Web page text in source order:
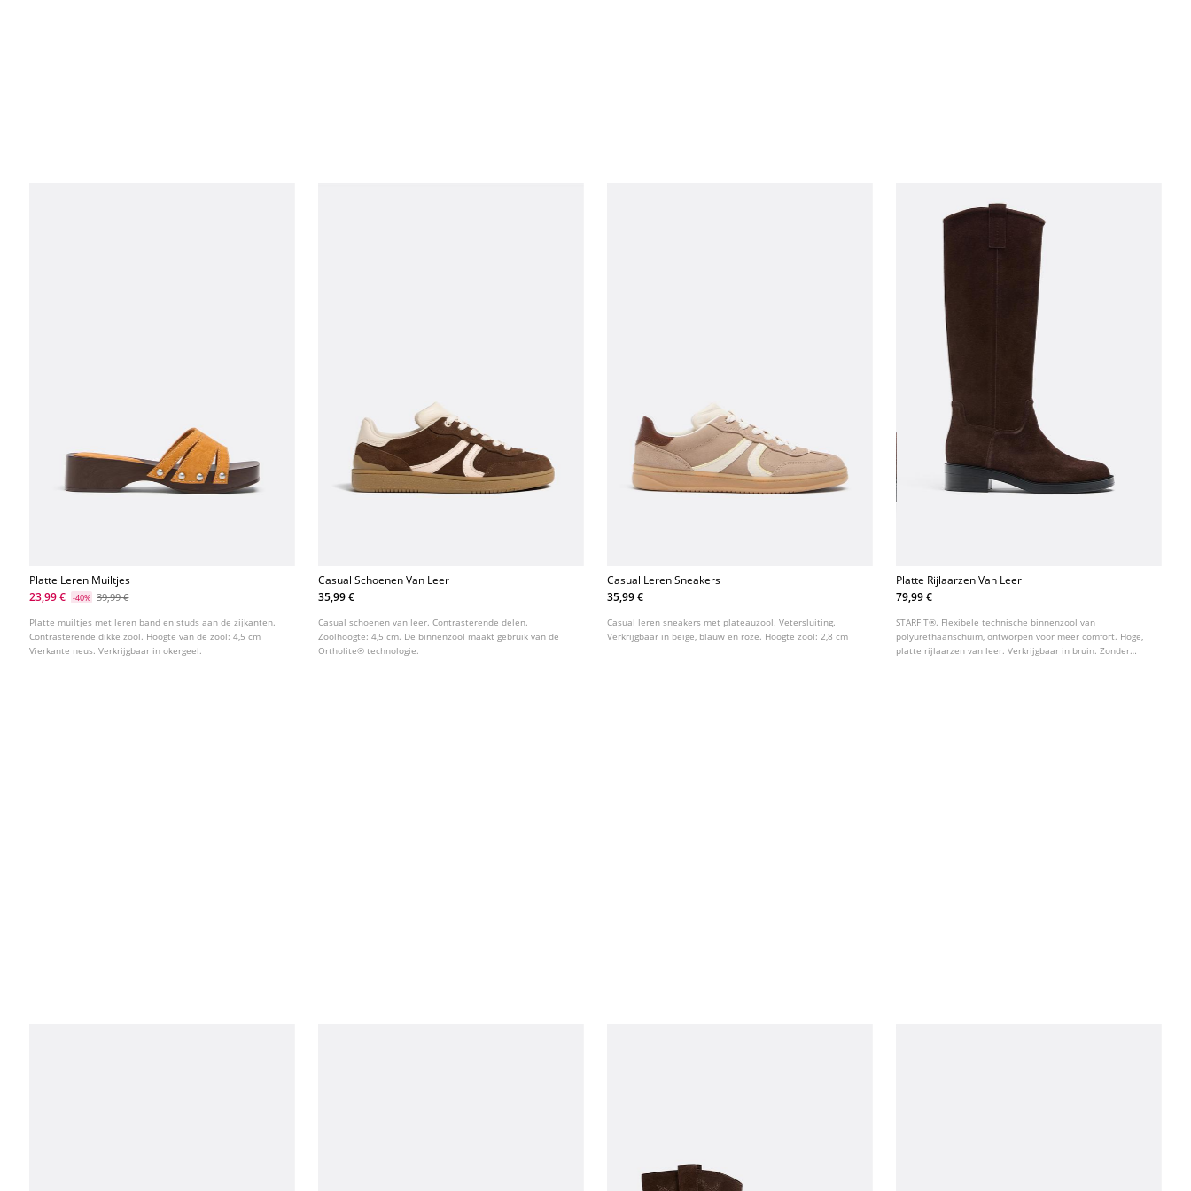
Platte Leren Muiltjes
23,99 €
-40% 39,99 €
Platte muiltjes met leren band en studs aan de zijkanten.
Contrasterende dikke zool. Hoogte van de zool: 4,5 cm
Vierkante neus. Verkrijgbaar in okergeel.
Casual Schoenen Van Leer
35,99 €
Casual schoenen van leer. Contrasterende delen.
Zoolhoogte: 4,5 cm. De binnenzool maakt gebruik van de
Ortholite® technologie.
Casual Leren Sneakers
35,99 €
Casual leren sneakers met plateauzool. Vetersluiting.
Verkrijgbaar in beige, blauw en roze. Hoogte zool: 2,8 cm
Platte Rijlaarzen Van Leer
79,99 €
STARFIT®. Flexibele technische binnenzool van
polyurethaanschuim, ontworpen voor meer comfort. Hoge,
platte rijlaarzen van leer. Verkrijgbaar in bruin. Zonder